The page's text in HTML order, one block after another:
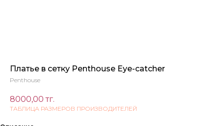
Платье в сетку Penthouse Eye-catcher
Penthouse
8000,00 тг.
ТАБЛИЦА РАЗМЕРОВ ПРОИЗВОДИТЕЛЕЙ